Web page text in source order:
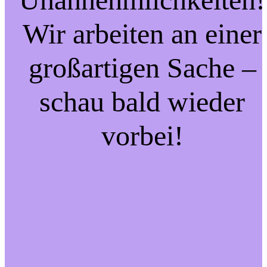
Wir arbeiten an einer
großartigen Sache –
schau bald wieder
vorbei!